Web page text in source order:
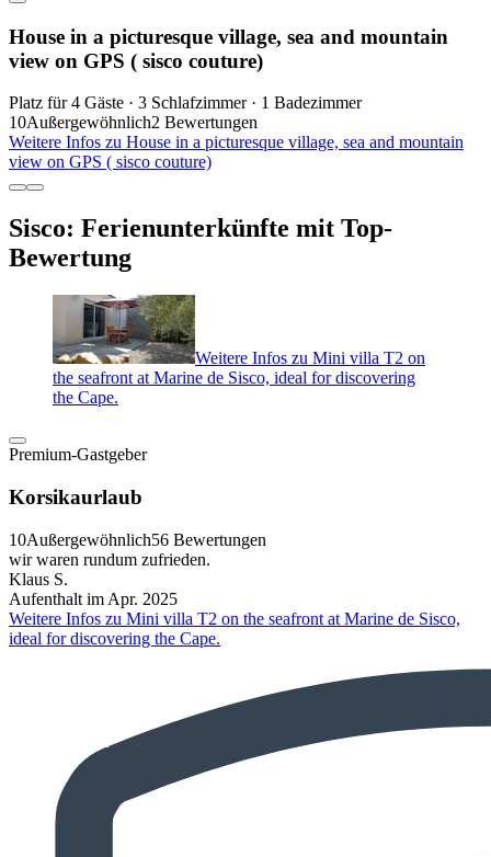
House in a picturesque village, sea and mountain
view on GPS ( sisco couture)
Platz für 4 Gäste · 3 Schlafzimmer · 1 Badezimmer
10Außergewöhnlich2 Bewertungen
Weitere Infos zu House in a picturesque village, sea and mountain
view on GPS ( sisco couture)
Sisco: Ferienunterkünfte mit Top-
Bewertung
Weitere Infos zu Mini villa T2 on
the seafront at Marine de Sisco, ideal for discovering
the Cape.
Premium-Gastgeber
Korsikaurlaub
10Außergewöhnlich56 Bewertungen
wir waren rundum zufrieden.
Klaus S.
Aufenthalt im Apr. 2025
Weitere Infos zu Mini villa T2 on the seafront at Marine de Sisco,
ideal for discovering the Cape.